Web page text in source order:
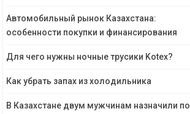
Автомобильный рынок Казахстана:
особенности покупки и финансирования
Для чего нужны ночные трусики Kotex?
Как убрать запах из холодильника
В Казахстане двум мужчинам назначили по